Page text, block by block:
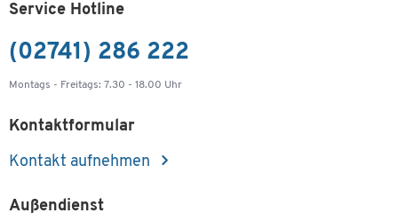
Service Hotline
(02741) 286 222
Montags - Freitags: 7.30 - 18.00 Uhr
Kontaktformular
Kontakt aufnehmen
Außendienst